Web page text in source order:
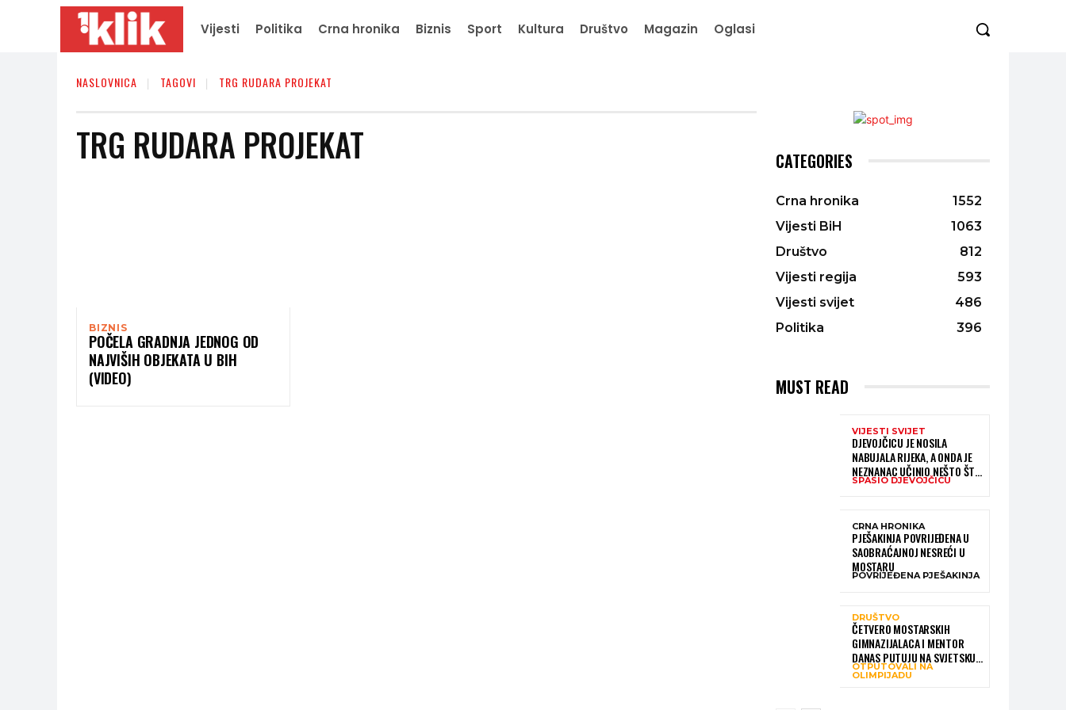
Vijesti Politika Crna hronika Biznis Sport Kultura Društvo Magazin Oglasi
NASLOVNICA TAGOVI TRG RUDARA PROJEKAT
TRG RUDARA PROJEKAT
BIZNIS
POČELA GRADNJA JEDNOG OD
NAJVIŠIH OBJEKATA U BIH
(VIDEO)
CATEGORIES
Crna hronika
1552
Vijesti BiH
1063
Društvo
812
Vijesti regija
593
Vijesti svijet
486
Politika
396
MUST READ
VIJESTI SVIJET
DJEVOJČICU JE NOSILA
NABUJALA RIJEKA, A ONDA JE
NEZNANAC UČINIO NEŠTO ŠTO
JE MNOGE OSTAVILO BEZ RIJEČI
SPASIO DJEVOJČICU
CRNA HRONIKA
PJEŠAKINJA POVRIJEĐENA U
SAOBRAĆAJNOJ NESREĆI U
MOSTARU
POVRIJEĐENA PJEŠAKINJA
DRUŠTVO
ČETVERO MOSTARSKIH
GIMNAZIJALACA I MENTOR
DANAS PUTUJU NA SVJETSKU
OLIMPIJADU IZ AI:
OTPUTOVALI NA
OLIMPIJADU